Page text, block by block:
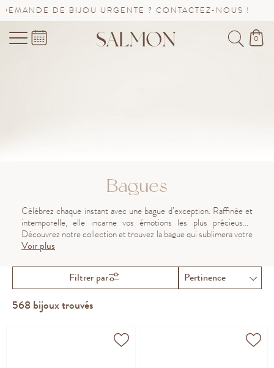
URGENTE ? CONTACTEZ-NOUS ! SAV PROLONGÉ
0
Bagues
Célébrez chaque instant avec une bague d’exception. Raffinée et
intemporelle, elle incarne vos émotions les plus précieuses.
Découvrez notre collection et trouvez la bague qui sublimera votre
histoire avec éclat.
Voir plus
568bijoux trouvés
Filtrer par